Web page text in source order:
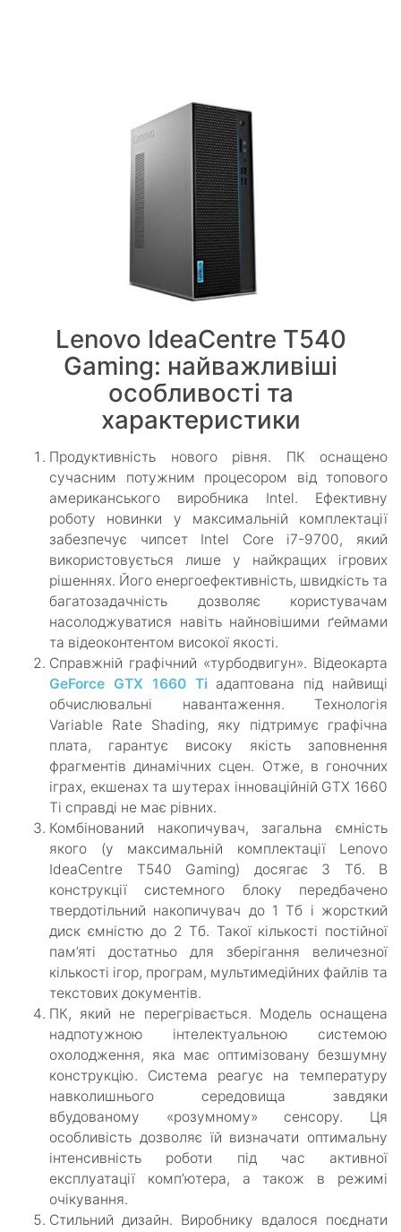
Lenovo IdeaCentre T540
Gaming: найважливіші
особливості та
характеристики
Продуктивність нового рівня. ПК оснащено
сучасним потужним процесором від топового
американського виробника Intel. Ефективну
роботу новинки у максимальній комплектації
забезпечує чипсет Intel Core i7-9700, який
використовується лише у найкращих ігрових
рішеннях. Його енергоефективність, швидкість та
багатозадачність дозволяє користувачам
насолоджуватися навіть найновішими ґеймами
та відеоконтентом високої якості.
Справжній графічний «турбодвигун». Відеокарта
GeForce GTX 1660 Ti адаптована під найвищі
обчислювальні навантаження. Технологія
Variable Rate Shading, яку підтримує графічна
плата, гарантує високу якість заповнення
фрагментів динамічних сцен. Отже, в гоночних
іграх, екшенах та шутерах інноваційній GTX 1660
Ti справді не має рівних.
Комбінований накопичувач, загальна ємність
якого (у максимальній комплектації Lenovo
IdeaCentre T540 Gaming) досягає 3 Тб. В
конструкції системного блоку передбачено
твердотільний накопичувач до 1 Тб і жорсткий
диск ємністю до 2 Тб. Такої кількості постійної
пам’яті достатньо для зберігання величезної
кількості ігор, програм, мультимедійних файлів та
текстових документів.
ПК, який не перегрівається. Модель оснащена
надпотужною інтелектуальною системою
охолодження, яка має оптимізовану безшумну
конструкцію. Система реагує на температуру
навколишнього середовища завдяки
вбудованому «розумному» сенсору. Ця
особливість дозволяє їй визначати оптимальну
інтенсивність роботи під час активної
експлуатації комп’ютера, а також в режимі
очікування.
Стильний дизайн. Виробнику вдалося поєднати